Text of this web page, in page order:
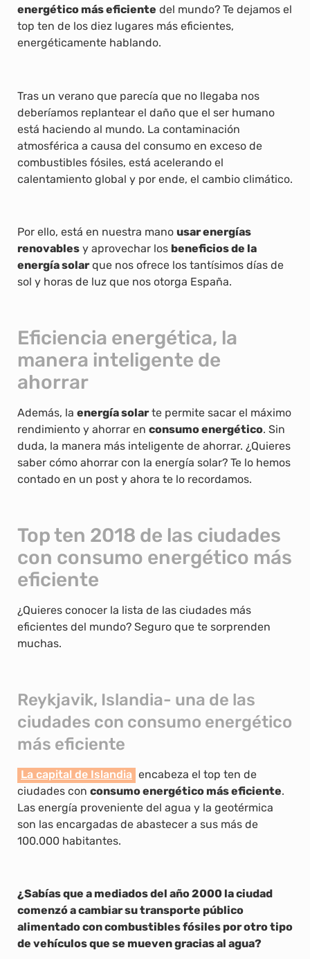
energético más eficiente del mundo? Te dejamos el
top ten de los diez lugares más eficientes,
energéticamente hablando.
Tras un verano que parecía que no llegaba nos
deberíamos replantear el daño que el ser humano
está haciendo al mundo. La contaminación
atmosférica a causa del consumo en exceso de
combustibles fósiles, está acelerando el
calentamiento global y por ende, el cambio climático.
Por ello, está en nuestra mano usar energías
renovables y aprovechar los beneficios de la
energía solarque nos ofrece los tantísimos días de
sol y horas de luz que nos otorga España.
Eficiencia energética, la
manera inteligente de
ahorrar
Además, la energía solarte permite sacar el máximo
rendimiento y ahorrar en consumo energético. Sin
duda, la manera más inteligente de ahorrar. ¿Quieres
saber cómo ahorrar con la energía solar? Te lo hemos
contado en un post y ahora te lo recordamos.
Top ten 2018 de las ciudades
con consumo energético más
eficiente
¿Quieres conocer la lista de las ciudades más
eficientes del mundo? Seguro que te sorprenden
muchas.
Reykjavik, Islandia- una de las
ciudades con consumo energético
más eficiente
La capital de Islandia encabeza el top ten de
ciudades con consumo energético más eficiente.
Las energía proveniente del agua y la geotérmica
son las encargadas de abastecer a sus más de
100.000 habitantes.
¿Sabías que a mediados del año 2000 la ciudad
comenzó a cambiar su transporte público
alimentado con combustibles fósiles por otro tipo
de vehículos que se mueven gracias al agua?